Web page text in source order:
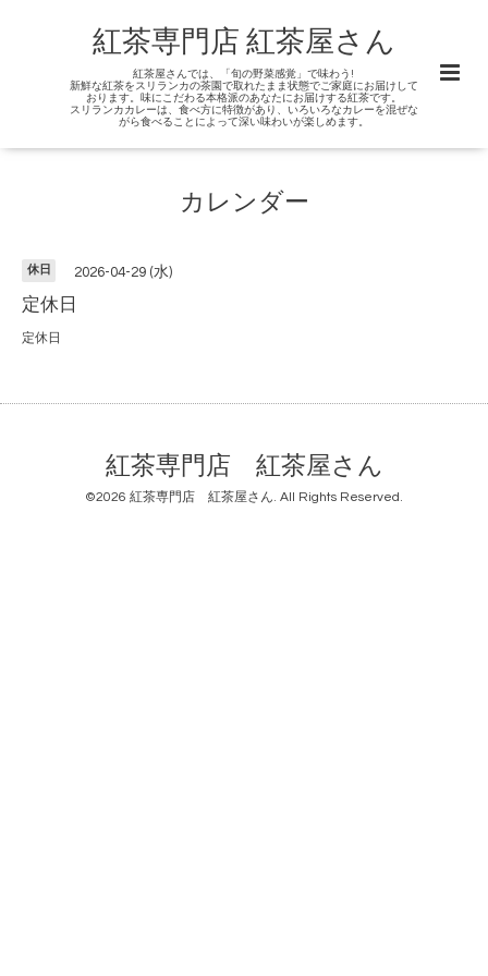
紅茶専門店 紅茶屋さん
紅茶屋さんでは、「旬の野菜感覚」で味わう!
新鮮な紅茶をスリランカの茶園で取れたまま状態でご家庭にお届けして
おります。味にこだわる本格派のあなたにお届けする紅茶です。
スリランカカレーは、食べ方に特徴があり、いろいろなカレーを混ぜな
がら食べることによって深い味わいが楽しめます。
カレンダー
休日 2026-04-29 (水)
定休日
定休日
紅茶専門店 紅茶屋さん
©2026 紅茶専門店 紅茶屋さん. All Rights Reserved.